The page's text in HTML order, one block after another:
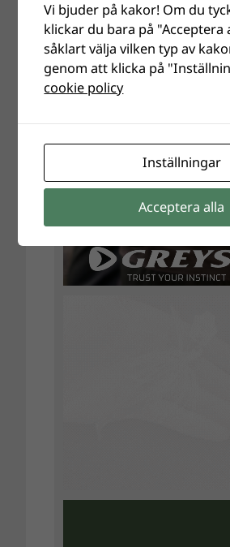
Vi bjuder på kakor! Om du
klickar du bara på "Acceptera
såklart välja vilken typ av
genom att klicka på
cookie policy
Inställningar
Acceptera alla